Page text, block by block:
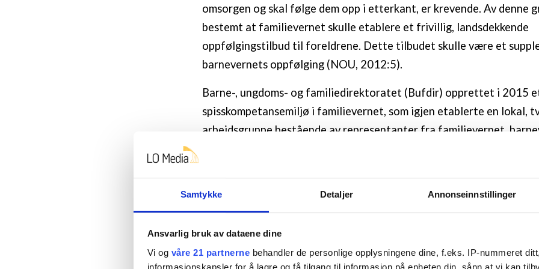
Samtykke Detaljer Annonseinnstillinger
Ansvarlig bruk av dataene dine
Vi og våre 21 partnerne behandler de personlige opplysningene dine, f.eks. IP-nummeret
informasjonskapsler for å lagre og få tilgang til informasjon på enheten din, sånn at vi kan
omsorgen og skal følge dem opp i etterkant, er krevende. Av denne
bestemt at familievernet skulle etablere et frivillig, landsdekkende
oppfølgingstilbud til foreldrene. Dette tilbudet skulle være et
barnevernets oppfølging (NOU, 2012:5).
Barne-, ungdoms- og familiedirektoratet (Bufdir) opprettet i 2015
spisskompetansemiljø i familievernet, som igjen etablerte en lokal,
arbeidsgruppe bestående av representanter fra familievernet,
Jeg har valgt å bruke begrepet
forskning, et begrep det ikke er allmenn enighet om (Borg &